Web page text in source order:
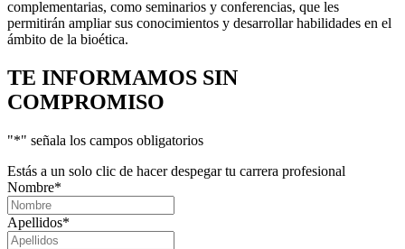
complementarias, como seminarios y conferencias, que les
permitirán ampliar sus conocimientos y desarrollar habilidades en el
ámbito de la bioética.
TE INFORMAMOS SIN
COMPROMISO
"*" señala los campos obligatorios
Estás a un solo clic de hacer despegar tu carrera profesional
Nombre*
Apellidos*